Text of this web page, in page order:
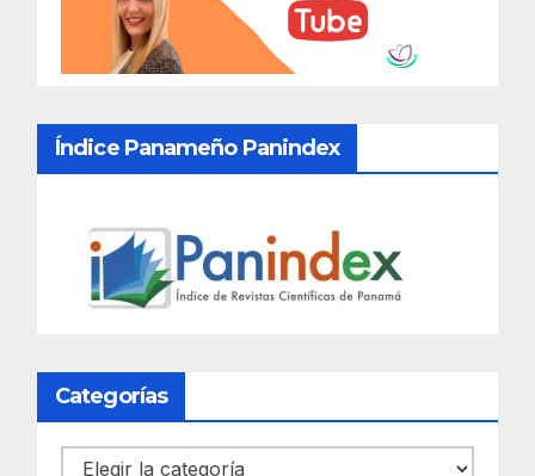
Índice Panameño Panindex
Categorías
Categorías